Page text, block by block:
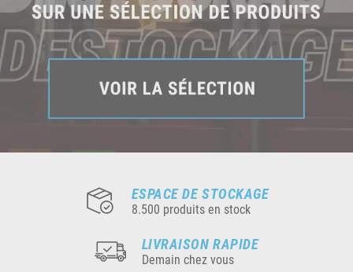
ESPACE DE STOCKAGE
8.500 produits en stock
LIVRAISON RAPIDE
Demain chez vous